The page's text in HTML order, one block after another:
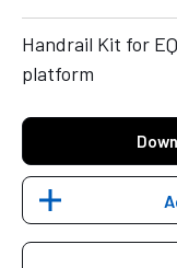
Handrail Kit for
platform